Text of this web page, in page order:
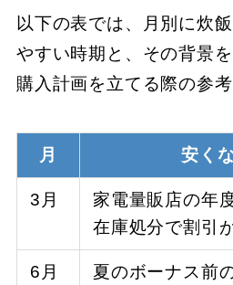
以下の表では、月別に炊
やすい時期と、その背景
購入計画を立てる際の参
月 安く
3月
家電量販店の年
在庫処分で割引
6月 夏のボーナス前